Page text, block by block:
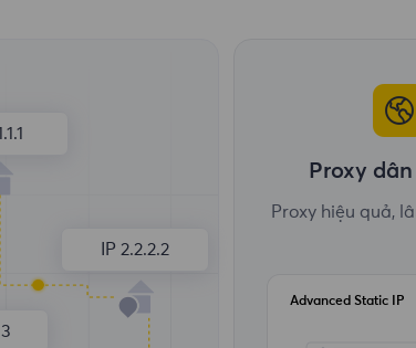
IP 2.2.2.2
Proxy
Proxy hiệu quả,
Advanced Static IP